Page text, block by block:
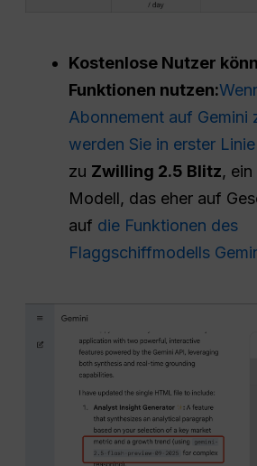
Kostenlose Nutzer
Funktionen nutzen:
Abonnement auf Gemini
werden Sie in erster
zu Zwilling 2.5 Blitz,
Modell, das eher auf
auf die Funktionen des
Flaggschiffmodells